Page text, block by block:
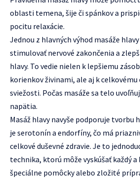
oblasti temena, šije či spánkov a
pocitu relaxácie.
Jednou z hlavných výhod masáže
stimulovať nervové zakončenia a
hlavy. To vedie nielen k lepšiemu
korienkov živinami, ale aj k celkovému
sviežosti. Počas masáže sa telo
napätia.
Masáž hlavy navyše podporuje tvorbu
je serotonín a endorfíny, čo má
celkové duševné zdravie. Je to
technika, ktorú môže vyskúšať každý a
špeciálne pomôcky alebo zložité